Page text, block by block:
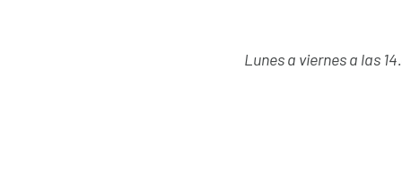
Lunes a viernes a las